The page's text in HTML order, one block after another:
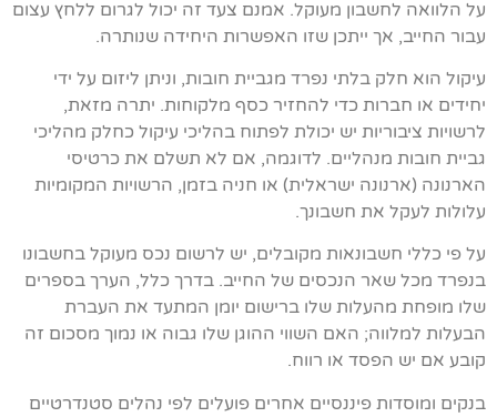
על הלוואה לחשבון מעוקל. אמנם צעד זה יכול לגרום ללחץ עצום
עבור החייב, אך ייתכן שזו האפשרות היחידה שנותרה.
עיקול הוא חלק בלתי נפרד מגביית חובות, וניתן ליזום על ידי
יחידים או חברות כדי להחזיר כסף מלקוחות. יתרה מזאת,
לרשויות ציבוריות יש יכולת לפתוח בהליכי עיקול כחלק מהליכי
גביית חובות מנהליים. לדוגמה, אם לא תשלם את כרטיסי
הארנונה (ארנונה ישראלית) או חניה בזמן, הרשויות המקומיות
עלולות לעקל את חשבונך.
על פי כללי חשבונאות מקובלים, יש לרשום נכס מעוקל בחשבונו
בנפרד מכל שאר הנכסים של החייב. בדרך כלל, הערך בספרים
שלו מופחת מהעלות שלו ברישום יומן המתעד את העברת
הבעלות למלווה; האם השווי ההוגן שלו גבוה או נמוך מסכום זה
קובע אם יש הפסד או רווח.
בנקים ומוסדות פיננסיים אחרים פועלים לפי נהלים סטנדרטיים